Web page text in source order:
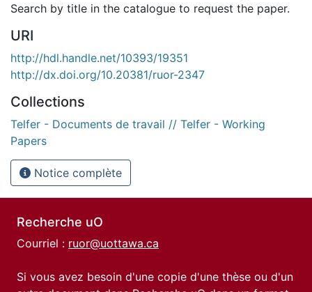
Search by title in the catalogue to request the paper.
URI
http://hdl.handle.net/10393/19351
http://dx.doi.org/10.20381/ruor-2347
Collections
Telfer - Documents de travail // Telfer - Working
Papers
Notice complète
Recherche uO
Courriel : ruor@uottawa.ca
Si vous avez besoin d'une copie d'une thèse ou d'un